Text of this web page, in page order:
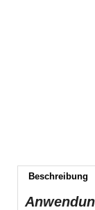
Beschreibung